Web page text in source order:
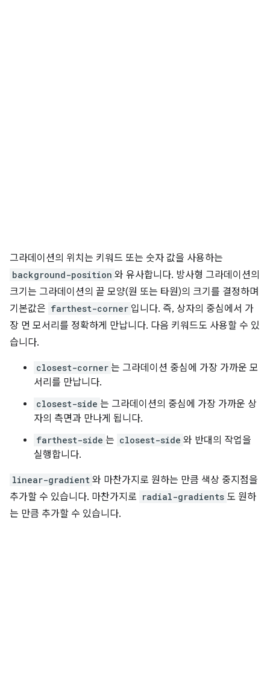
그라데이션의 위치는 키워드 또는 숫자 값을 사용하는
background-position 와 유사합니다. 방사형 그라데이션의
크기는 그라데이션의 끝 모양(원 또는 타원)의 크기를 결정하며
기본값은 farthest-corner 입니다. 즉, 상자의 중심에서 가
장 먼 모서리를 정확하게 만납니다. 다음 키워드도 사용할 수 있
습니다.
closest-corner 는 그라데이션 중심에 가장 가까운 모
서리를 만납니다.
closest-side 는 그라데이션의 중심에 가장 가까운 상
자의 측면과 만나게 됩니다.
farthest-side 는 closest-side 와 반대의 작업을
실행합니다.
linear-gradient 와 마찬가지로 원하는 만큼 색상 중지점을
추가할 수 있습니다. 마찬가지로 radial-gradients 도 원하
는 만큼 추가할 수 있습니다.